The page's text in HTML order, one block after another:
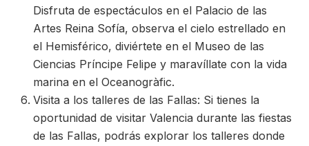
Disfruta de espectáculos en el Palacio de las
Artes Reina Sofía, observa el cielo estrellado en
el Hemisférico, diviértete en el Museo de las
Ciencias Príncipe Felipe y maravíllate con la vida
marina en el Oceanogràfic.
Visita a los talleres de las Fallas: Si tienes la
oportunidad de visitar Valencia durante las fiestas
de las Fallas, podrás explorar los talleres donde